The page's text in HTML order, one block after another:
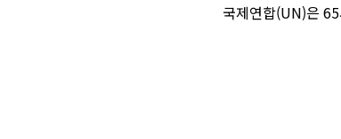
국제연합(UN)은